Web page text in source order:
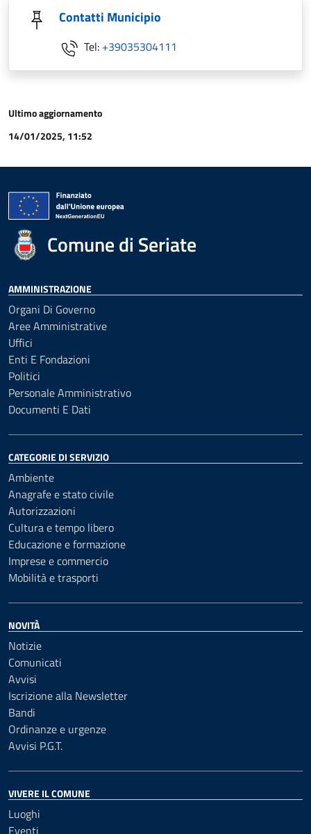
Contatti Municipio
Tel: +39035304111
Ultimo aggiornamento
14/01/2025, 11:52
Comune di Seriate
AMMINISTRAZIONE
Organi Di Governo
Aree Amministrative
Uffici
Enti E Fondazioni
Politici
Personale Amministrativo
Documenti E Dati
CATEGORIE DI SERVIZIO
Ambiente
Anagrafe e stato civile
Autorizzazioni
Cultura e tempo libero
Educazione e formazione
Imprese e commercio
Mobilità e trasporti
NOVITÀ
Notizie
Comunicati
Avvisi
Iscrizione alla Newsletter
Bandi
Ordinanze e urgenze
Avvisi P.G.T.
VIVERE IL COMUNE
Luoghi
Eventi